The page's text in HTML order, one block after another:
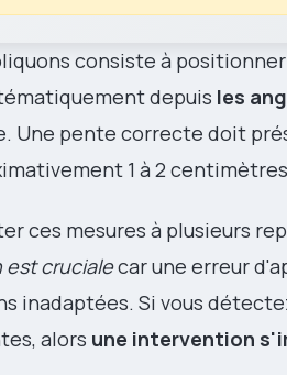
consiste à
depuis les
Une pente correcte doit
1 à 2
ces mesures à plusieurs
est crucialecar une erreur
inadaptées. Si vous
alors une intervention